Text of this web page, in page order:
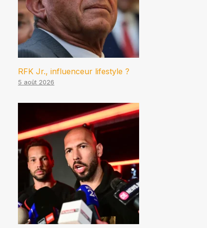
RFK Jr., influenceur lifestyle ?
5 août 2026